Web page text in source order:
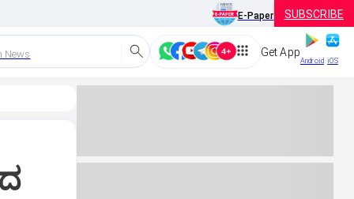
E-Paper SUBSCRIBE
News Get App
Android iOS